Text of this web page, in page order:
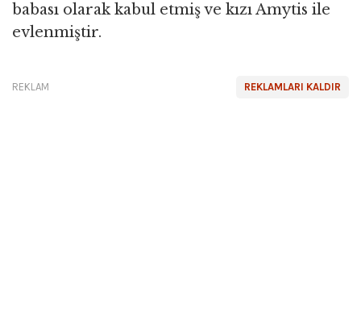
babası olarak kabul etmiş ve kızı Amytis ile
evlenmiştir.
REKLAMLARI KALDIR
REKLAM